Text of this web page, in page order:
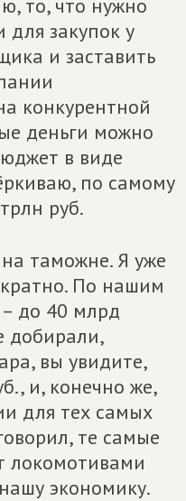
то, что нужно
для закупок у
и заставить
конкурентной
деньги можно
в виде
по самому
руб.
таможне. Я уже
По нашим
до 40 млрд
добирали,
вы увидите,
и, конечно же,
для тех самых
те самые
локомотивами
экономику.